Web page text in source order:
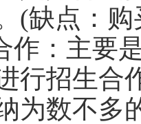
(缺点：
作：主要
行招生合
为数不多